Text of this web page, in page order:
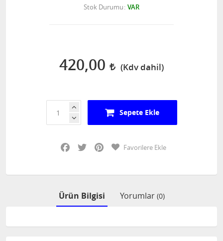
Stok Durumu VAR
420,00
Sepete Ekle
Facebook
Twitter PinterestFavorilere Ekle
Ürün Bilgisi Yorumlar (0)